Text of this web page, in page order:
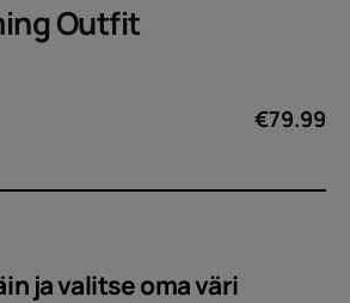
Outfit
€79.99
ja valitse omaväri